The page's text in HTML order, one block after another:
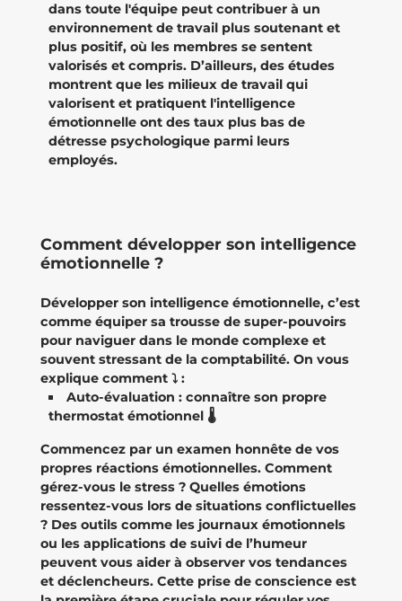
dans toute l'équipe peut contribuer à un
environnement de travail plus soutenant et
plus positif, où les membres se sentent
valorisés et compris. D’ailleurs, des études
montrent que les milieux de travail qui
valorisent et pratiquent l'intelligence
émotionnelle ont des taux plus bas de
détresse psychologique parmi leurs
employés.
Comment développer son intelligence
émotionnelle ?
Développer son intelligence émotionnelle, c’est
comme équiper sa trousse de super-pouvoirs
pour naviguer dans le monde complexe et
souvent stressant de la comptabilité. On vous
explique comment ⤵️ :
Auto-évaluation : connaître son propre
thermostat émotionnel 🌡️
Commencez par un examen honnête de vos
propres réactions émotionnelles. Comment
gérez-vous le stress ? Quelles émotions
ressentez-vous lors de situations conflictuelles
? Des outils comme les journaux émotionnels
ou les applications de suivi de l’humeur
peuvent vous aider à observer vos tendances
et déclencheurs. Cette prise de conscience est